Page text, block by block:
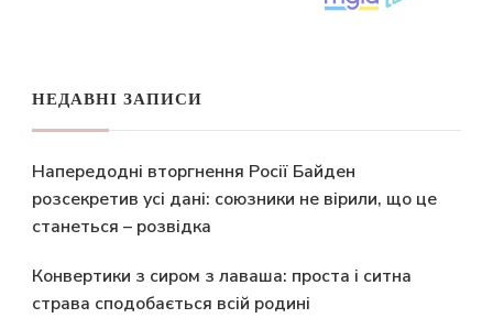
НЕДАВНІ ЗАПИСИ
Напередодні вторгнення Росії Байден
розсекретив усі дані: союзники не вірили, що це
станеться – розвідка
Конвертики з сиром з лаваша: проста і ситна
страва сподобається всій родині